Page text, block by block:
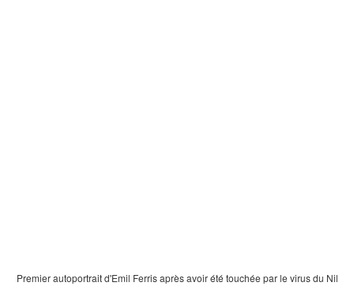
Premier autoportrait d'Emil Ferris après avoir été touchée par le virus du Nil